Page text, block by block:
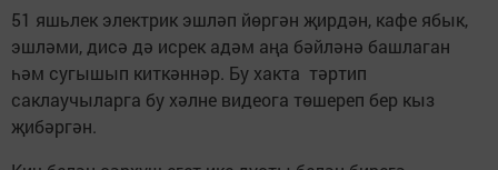
51 яшьлек электрик эшләп йөргән җирдән, кафе ябык,
эшләми, дисә дә исрек адәм аңа бәйләнә башлаган
һәм сугышып киткәннәр. Бу хакта тәртип
саклаучыларга бу хәлне видеога төшереп бер кыз
җибәргән.